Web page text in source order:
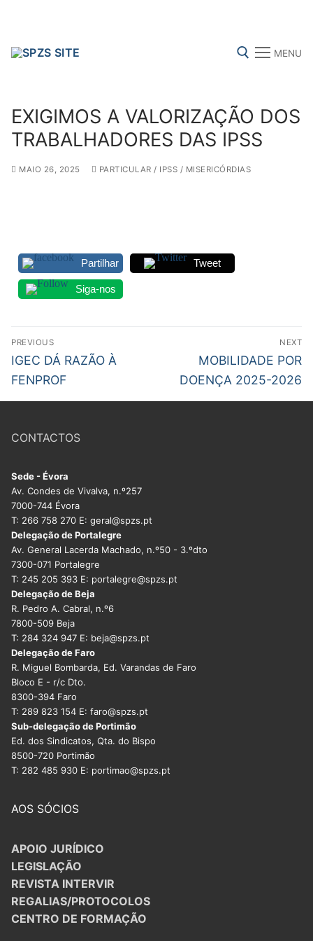
Search for:
MENU
FENPROF CGTP-IN FRENTE COMUM
sindicalização
Notícias
Sectores
ENSINO ARTÍSTICO
EDUCAÇÃO ESPECIAL
PARTICULAR / IPSS / MISERICÓRDIAS
ENSINO SUPERIOR
PROFESSORES CONTRATADOS
DOCENTES APOSENTADOS
Formação
Área de Sócios
Revista Intervir
Contactos
EXIGIMOS A VALORIZAÇÃO DOS
TRABALHADORES DAS IPSS
MAIO 26, 2025 PARTICULAR / IPSS / MISERICÓRDIAS
Partilhar Tweet
Siga-nos
Navegação
de
artigos
PREVIOUS
Previous
post:
IGEC DÁ RAZÃO À
FENPROF
NEXT
Next
post:
MOBILIDADE POR
DOENÇA 2025-2026
CONTACTOS
Sede - Évora
Av. Condes de Vivalva, n.º257
7000-744 Évora
T: 266 758 270 E: geral@spzs.pt
Delegação de Portalegre
Av. General Lacerda Machado, n.º50 - 3.ºdto
7300-071 Portalegre
T: 245 205 393 E: portalegre@spzs.pt
Delegação de Beja
R. Pedro A. Cabral, n.º6
7800-509 Beja
T: 284 324 947 E: beja@spzs.pt
Delegação de Faro
R. Miguel Bombarda, Ed. Varandas de Faro
Bloco E - r/c Dto.
8300-394 Faro
T: 289 823 154 E: faro@spzs.pt
Sub-delegação de Portimão
Ed. dos Sindicatos, Qta. do Bispo
8500-720 Portimão
T: 282 485 930 E: portimao@spzs.pt
AOS SÓCIOS
APOIO JURÍDICO
LEGISLAÇÃO
REVISTA INTERVIR
REGALIAS/PROTOCOLOS
CENTRO DE FORMAÇÃO